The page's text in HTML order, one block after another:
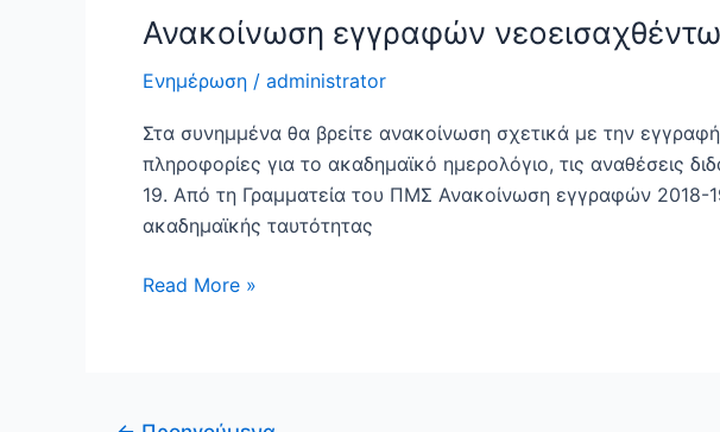
Ανακοίνωση εγγραφών
Ενημέρωση / administrator
Στα συνημμένα θα βρείτε ανακοίνωση σχετικά με την
πληροφορίες για το ακαδημαϊκό ημερολόγιο, τις αναθέσεις
19. Από τη Γραμματεία του ΠΜΣ Ανακοίνωση εγγραφών 2018-
ακαδημαϊκής ταυτότητας
Ανακοίνωση
νεοεισαχθέντων
μεταπτυχιακών
φοιτητών/
τριών
Read More »